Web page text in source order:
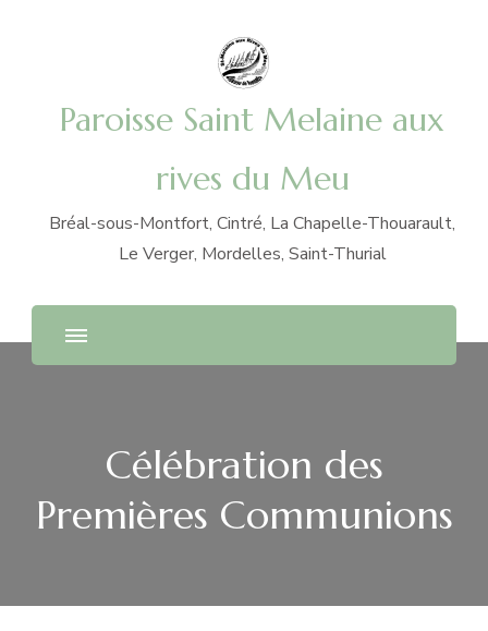
Paroisse Saint Melaine aux
rives du Meu
Bréal-sous-Montfort, Cintré, La Chapelle-Thouarault,
Le Verger, Mordelles, Saint-Thurial
Célébration des
Premières Communions